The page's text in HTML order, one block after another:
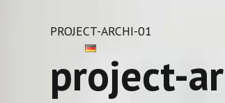
PROJECT-ARCHI-01
project-